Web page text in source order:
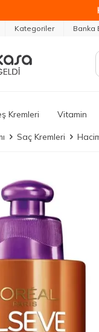
Kategoriler Banka
Kremleri Vitamin
Saç Kremleri